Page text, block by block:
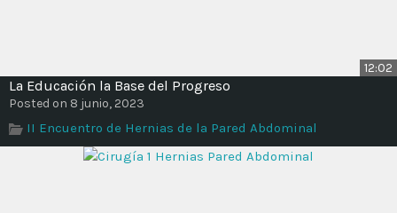
12:02
La Educación la Base del Progreso
Posted on 8 junio, 2023
II Encuentro de Hernias de la Pared Abdominal